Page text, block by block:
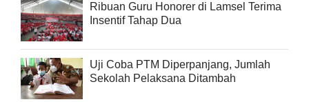
Ribuan Guru Honorer di Lamsel Terima
Insentif Tahap Dua
Uji Coba PTM Diperpanjang, Jumlah
Sekolah Pelaksana Ditambah